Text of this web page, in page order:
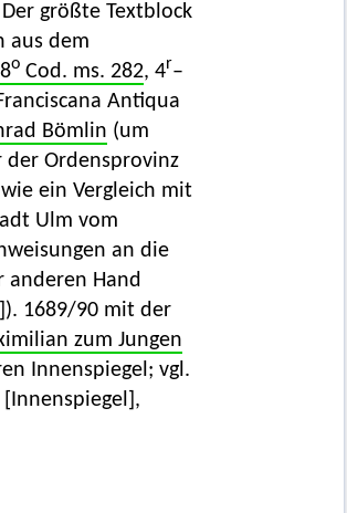
größte Textblock
aus dem
oCod. ms. 282, 4r–
Antiqua
Bömlin (um
der Ordensprovinz
ein Vergleich mit
Ulm vom
an die
anderen Hand
1689/90 mit der
zum Jungen
Innenspiegel; vgl.